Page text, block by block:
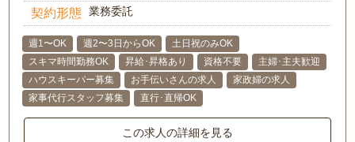
契約形態 業務委託
週1〜OK 週2〜3日からOK
土日祝のみOK
スキマ時間勤務OK
昇給･昇格あり 資格不要
主婦･主夫歓迎
ハウスキーパー募集
お手伝いさんの求人
家政婦の求人
家事代行スタッフ募集
直行･直帰OK
この求人の詳細を見る